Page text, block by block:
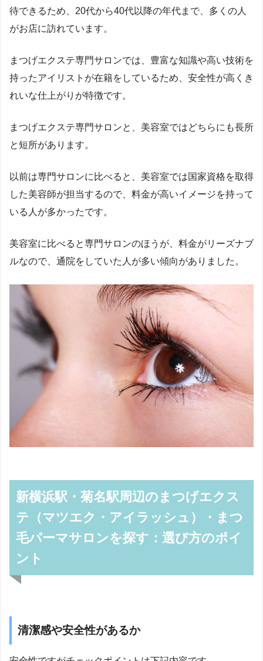
待できるため、20代から40代以降の年代まで、多くの人
がお店に訪れています。
まつげエクステ専門サロンでは、豊富な知識や高い技術を
持ったアイリストが在籍をしているため、安全性が高くき
れいな仕上がりが特徴です。
まつげエクステ専門サロンと、美容室ではどちらにも長所
と短所があります。
以前は専門サロンに比べると、美容室では国家資格を取得
した美容師が担当するので、料金が高いイメージを持って
いる人が多かったです。
美容室に比べると専門サロンのほうが、料金がリーズナブ
ルなので、通院をしていた人が多い傾向がありました。
新横浜駅・菊名駅周辺のまつげエクス
テ（マツエク・アイラッシュ）・まつ
毛パーマサロンを探す：選び方のポイ
ント
清潔感や安全性があるか